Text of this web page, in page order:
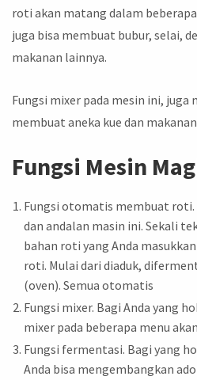
roti akan matang dalam
juga bisa membuat bubur, selai,
makanan lainnya.
Fungsi mixer pada mesin ini, juga
membuat aneka kue dan
Fungsi Mesin
Fungsi otomatis membuat
dan andalan masin ini. Sekali
bahan roti yang Anda
roti. Mulai dari diaduk,
(oven). Semua otomatis
Fungsi mixer. Bagi Anda yang
mixer pada beberapa menu
Fungsi fermentasi. Bagi yang
Anda bisa mengembangkan